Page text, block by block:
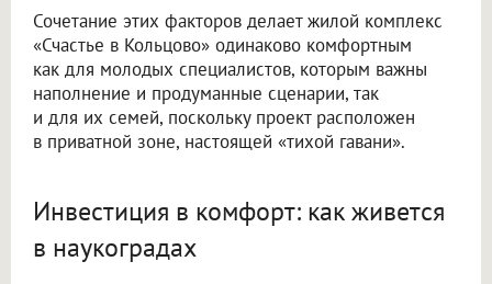
Сочетание этих факторов делает жилой комплекс
«Счастье в Кольцово» одинаково комфортным
как для молодых специалистов, которым важны
наполнение и продуманные сценарии, так
и для их семей, поскольку проект расположен
в приватной зоне, настоящей «тихой гавани».
Инвестиция в комфорт: как живется
в наукоградах